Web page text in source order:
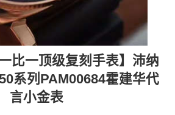
比一顶级复刻手表】沛纳
系列PAM00684霍建华代
言小金表